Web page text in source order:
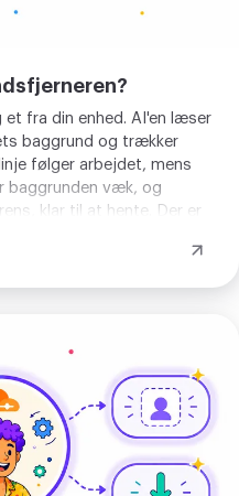
deles
lad
du
fra din enhed. AI'en læser
baggrund og trækker
følger arbejdet, mens
baggrunden væk, og
klar til at hente. Der er